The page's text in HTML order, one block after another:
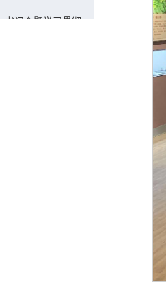
书记会暨学习贯彻